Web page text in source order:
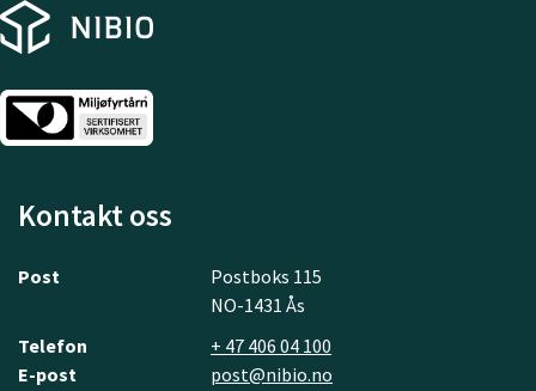
Kontakt oss
Post
Postboks 115
NO-1431 Ås
Telefon
+ 47 406 04 100
E-post
post@nibio.no